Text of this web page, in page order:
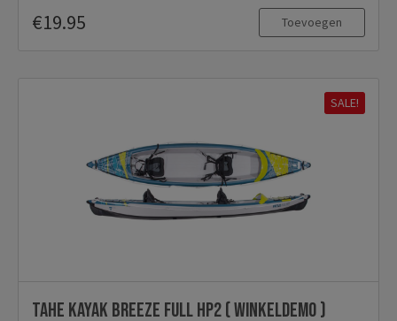
€19.95 Toevoegen
SALE!
TAHE kayak Breeze full HP2 ( Winkeldemo )